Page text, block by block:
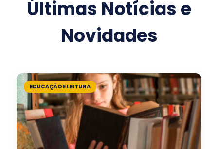
Últimas Notícias e
Novidades
EDUCAÇÃO E LEITURA